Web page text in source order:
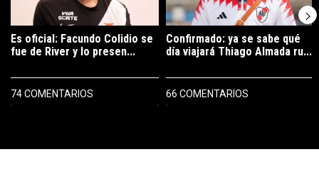
Es oficial: Facundo Colidio se
fue de River y lo presen...
74 COMENTARIOS
Confirmado: ya se sabe qué
día viajará Thiago Almada ru...
66 COMENTARIOS